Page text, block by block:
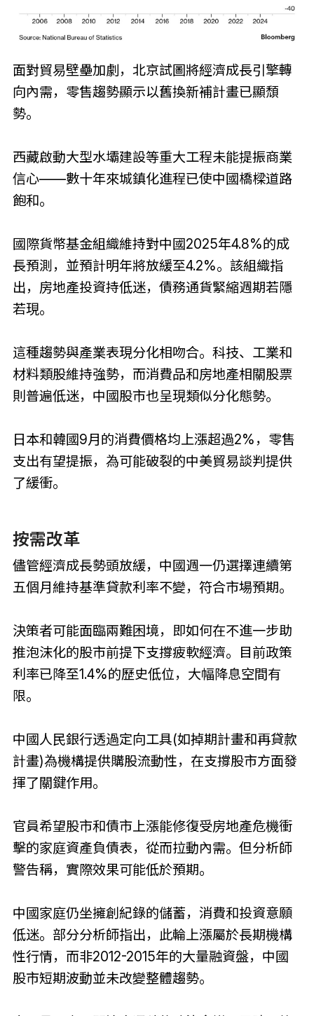
面對貿易壁壘加劇，北京試圖將經濟成長引擎轉
向內需，零售趨勢顯示以舊換新補計畫已顯頹
勢。
西藏啟動大型水壩建設等重大工程未能提振商業
信心——數十年來城鎮化進程已使中國橋樑道路
飽和。
國際貨幣基金組織維持對中國2025年4.8%的成
長預測，並預計明年將放緩至4.2%。該組織指
出，房地產投資持低迷，債務通貨緊縮週期若隱
若現。
這種趨勢與產業表現分化相吻合。科技、工業和
材料類股維持強勢，而消費品和房地產相關股票
則普遍低迷，中國股市也呈現類似分化態勢。
日本和韓國9月的消費價格均上漲超過2%，零售
支出有望提振，為可能破裂的中美貿易談判提供
了緩衝。
按需改革
儘管經濟成長勢頭放緩，中國週一仍選擇連續第
五個月維持基準貸款利率不變，符合市場預期。
決策者可能面臨兩難困境，即如何在不進一步助
推泡沫化的股市前提下支撐疲軟經濟。目前政策
利率已降至1.4%的歷史低位，大幅降息空間有
限。
中國人民銀行透過定向工具(如掉期計畫和再貸款
計畫)為機構提供購股流動性，在支撐股市方面發
揮了關鍵作用。
官員希望股市和債市上漲能修復受房地產危機衝
擊的家庭資產負債表，從而拉動內需。但分析師
警告稱，實際效果可能低於預期。
中國家庭仍坐擁創紀錄的儲蓄，消費和投資意願
低迷。部分分析師指出，此輪上漲屬於長期機構
性行情，而非2012-2015年的大量融資盤，中國
股市短期波動並未改變整體趨勢。